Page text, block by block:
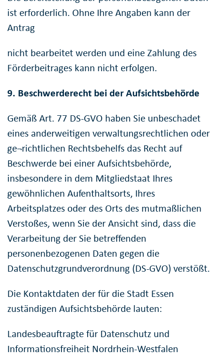
ist erforderlich. Ohne Ihre Angaben kann der
Antrag
nicht bearbeitet werden und eine Zahlung des
Förderbeitrages kann nicht erfolgen.
9. Beschwerderecht bei der Aufsichtsbehörde
Gemäß Art. 77 DS-GVO haben Sie unbeschadet
eines anderweitigen verwaltungsrechtlichen oder
ge¬richtlichen Rechtsbehelfs das Recht auf
Beschwerde bei einer Aufsichtsbehörde,
insbesondere in dem Mitgliedstaat Ihres
gewöhnlichen Aufenthaltsorts, Ihres
Arbeitsplatzes oder des Orts des mutmaßlichen
Verstoßes, wenn Sie der Ansicht sind, dass die
Verarbeitung der Sie betreffenden
personenbezogenen Daten gegen die
Datenschutzgrundverordnung (DS-GVO) verstößt.
Die Kontaktdaten der für die Stadt Essen
zuständigen Aufsichtsbehörde lauten:
Landesbeauftragte für Datenschutz und
Informationsfreiheit Nordrhein-Westfalen